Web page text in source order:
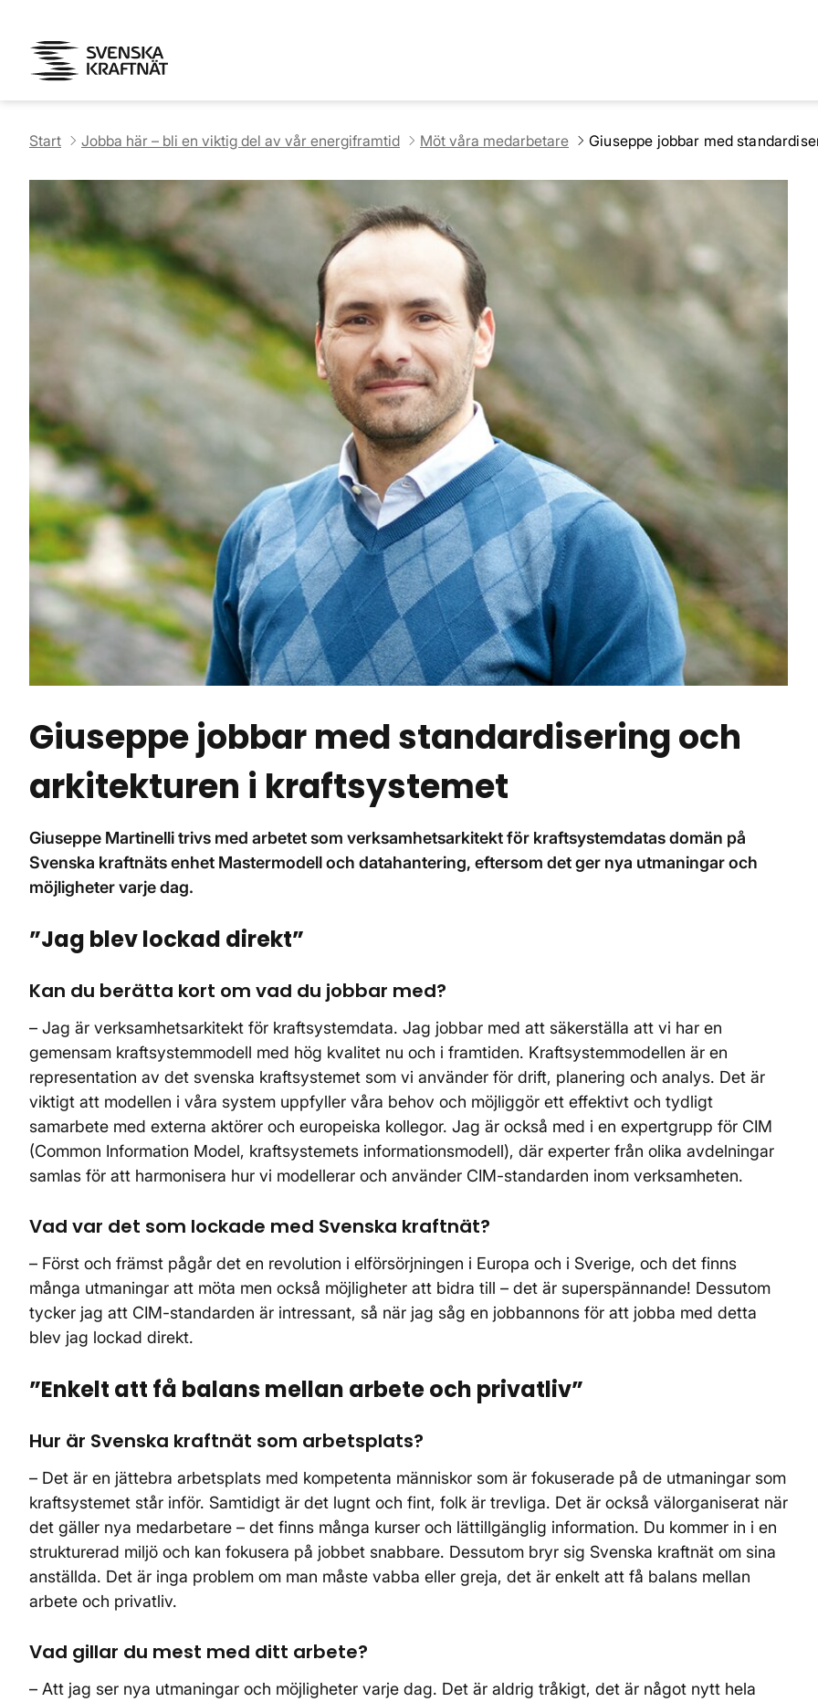
Start Jobba här – bli en viktig del av vår energiframtid Möt våra medarbetare Giuseppe jobbar med
Giuseppe jobbar med standardisering och
arkitekturen i kraftsystemet
Giuseppe Martinelli trivs med arbetet som verksamhetsarkitekt för kraftsystemdatas domän på
Svenska kraftnäts enhet Mastermodell och datahantering, eftersom det ger nya utmaningar och
möjligheter varje dag.
”Jag blev lockad direkt”
Kan du berätta kort om vad du jobbar med?
– Jag är verksamhetsarkitekt för kraftsystemdata. Jag jobbar med att säkerställa att vi har en
gemensam kraftsystemmodell med hög kvalitet nu och i framtiden. Kraftsystemmodellen är en
representation av det svenska kraftsystemet som vi använder för drift, planering och analys. Det är
viktigt att modellen i våra system uppfyller våra behov och möjliggör ett effektivt och tydligt
samarbete med externa aktörer och europeiska kollegor. Jag är också med i en expertgrupp för CIM
(Common Information Model, kraftsystemets informationsmodell), där experter från olika avdelningar
samlas för att harmonisera hur vi modellerar och använder CIM-standarden inom verksamheten.
Vad var det som lockade med Svenska kraftnät?
– Först och främst pågår det en revolution i elförsörjningen i Europa och i Sverige, och det finns
många utmaningar att möta men också möjligheter att bidra till – det är superspännande! Dessutom
tycker jag att CIM-standarden är intressant, så när jag såg en jobbannons för att jobba med detta
blev jag lockad direkt.
”Enkelt att få balans mellan arbete och privatliv”
Hur är Svenska kraftnät som arbetsplats?
– Det är en jättebra arbetsplats med kompetenta människor som är fokuserade på de utmaningar som
kraftsystemet står inför. Samtidigt är det lugnt och fint, folk är trevliga. Det är också välorganiserat när
det gäller nya medarbetare – det finns många kurser och lättillgänglig information. Du kommer in i en
strukturerad miljö och kan fokusera på jobbet snabbare. Dessutom bryr sig Svenska kraftnät om sina
anställda. Det är inga problem om man måste vabba eller greja, det är enkelt att få balans mellan
arbete och privatliv.
Vad gillar du mest med ditt arbete?
– Att jag ser nya utmaningar och möjligheter varje dag. Det är aldrig tråkigt, det är något nytt hela